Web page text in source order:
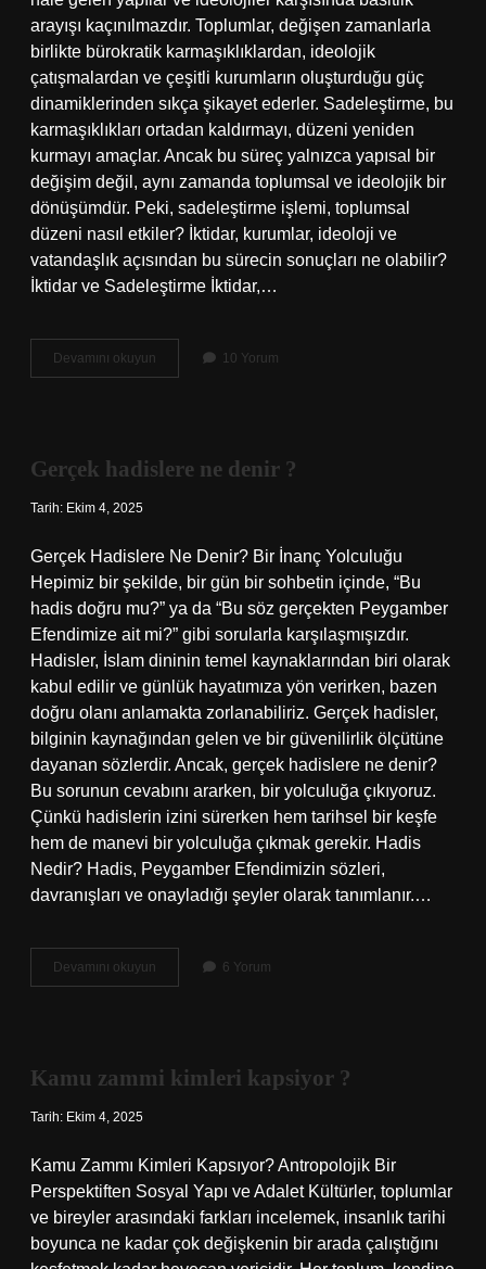
arayışı kaçınılmazdır. Toplumlar, değişen zamanlarla
birlikte bürokratik karmaşıklıklardan, ideolojik
çatışmalardan ve çeşitli kurumların oluşturduğu güç
dinamiklerinden sıkça şikayet ederler. Sadeleştirme, bu
karmaşıklıkları ortadan kaldırmayı, düzeni yeniden
kurmayı amaçlar. Ancak bu süreç yalnızca yapısal bir
değişim değil, aynı zamanda toplumsal ve ideolojik bir
dönüşümdür. Peki, sadeleştirme işlemi, toplumsal
düzeni nasıl etkiler? İktidar, kurumlar, ideoloji ve
vatandaşlık açısından bu sürecin sonuçları ne olabilir?
İktidar ve Sadeleştirme İktidar,…
Devamını okuyun Sadeleştirme
işlemi
10 Yorum
Gerçek hadislere ne denir ?
Tarih: Ekim 4, 2025
Gerçek Hadislere Ne Denir? Bir İnanç Yolculuğu
Hepimiz bir şekilde, bir gün bir sohbetin içinde, “Bu
hadis doğru mu?” ya da “Bu söz gerçekten Peygamber
Efendimize ait mi?” gibi sorularla karşılaşmışızdır.
Hadisler, İslam dininin temel kaynaklarından biri olarak
kabul edilir ve günlük hayatımıza yön verirken, bazen
doğru olanı anlamakta zorlanabiliriz. Gerçek hadisler,
bilginin kaynağından gelen ve bir güvenilirlik ölçütüne
dayanan sözlerdir. Ancak, gerçek hadislere ne denir?
Bu sorunun cevabını ararken, bir yolculuğa çıkıyoruz.
Çünkü hadislerin izini sürerken hem tarihsel bir keşfe
hem de manevi bir yolculuğa çıkmak gerekir. Hadis
Nedir? Hadis, Peygamber Efendimizin sözleri,
davranışları ve onayladığı şeyler olarak tanımlanır.…
Devamını okuyun
hadislere
6 Yorum
Kamu zammi kimleri kapsiyor ?
Tarih: Ekim 4, 2025
Kamu Zammı Kimleri Kapsıyor? Antropolojik Bir
Perspektiften Sosyal Yapı ve Adalet Kültürler, toplumlar
ve bireyler arasındaki farkları incelemek, insanlık tarihi
boyunca ne kadar çok değişkenin bir arada çalıştığını